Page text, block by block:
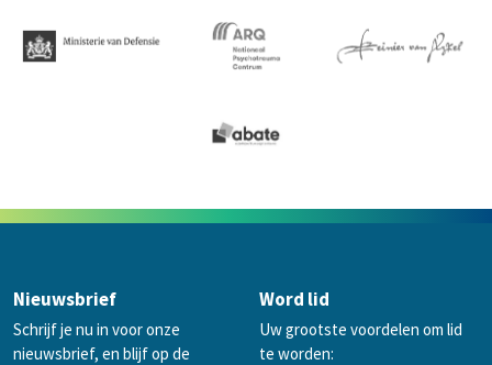
Nieuwsbrief
Schrijf je nu in voor onze
nieuwsbrief, en blijf op de
Word lid
Uw grootste voordelen om lid
te worden: